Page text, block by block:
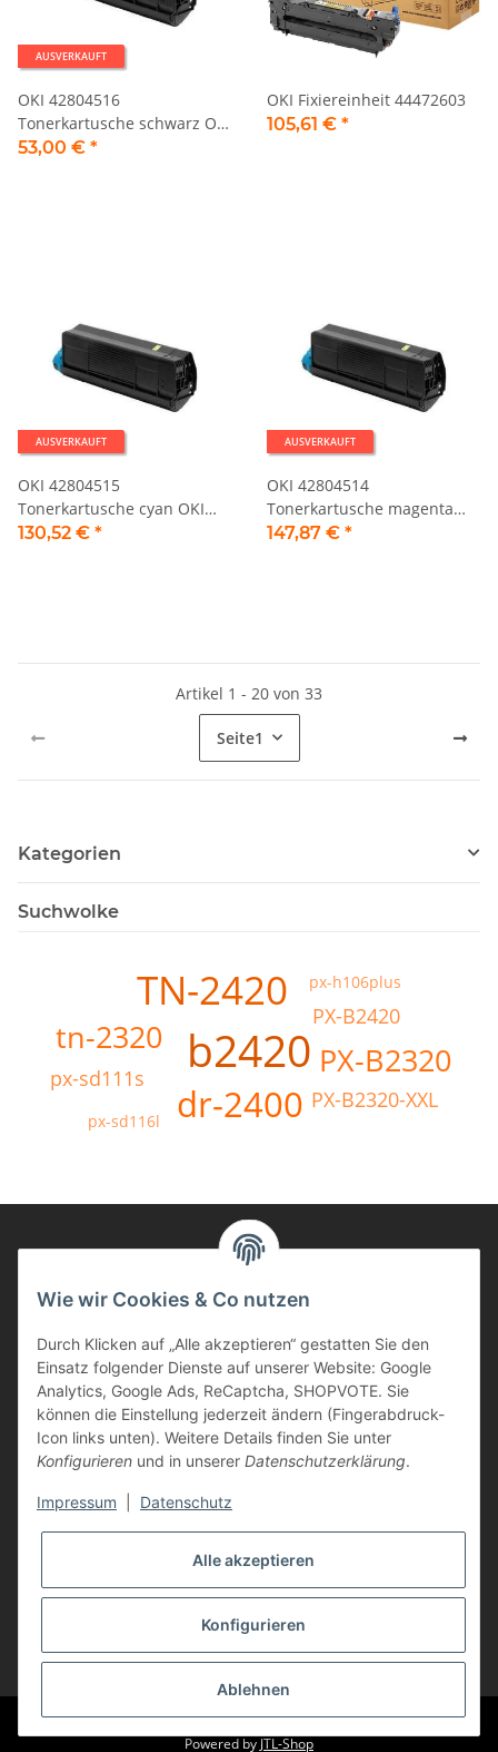
AUSVERKAUFT
OKI 42804516
Tonerkartusche schwarz OKI
C3100 Serie
53,00 € *
OKI Fixiereinheit 44472603
105,61 € *
AUSVERKAUFT
OKI 42804515
Tonerkartusche cyan OKI
C3100 Serie
130,52 € *
AUSVERKAUFT
OKI 42804514
Tonerkartusche magenta
OKI C3100 Serie
147,87 € *
Artikel 1 - 20 von 33
Seite1
Kategorien
Suchwolke
b2420
TN-2420
dr-2400
PX-B2320
tn-2320
px-sd111s
PX-B2420
PX-B2320-XXL
px-sd116l
px-h106plus
Informationen
Kunden Service
Haben Sie Fragen zu unseren Produkten?
Dann rufen Sie uns gerne an:
Tel: 0621/9767200
Mo.-Fr. 08:45-17:00 Uhr
oder schreiben Sie uns:
info@printer-express.de
* Alle Preise inkl. gesetzlicher USt., zzgl.Versand
© Printer-Express
Powered by JTL-Shop
Wie wir Cookies & Co nutzen
Durch Klicken auf „Alle akzeptieren“ gestatten Sie den
Einsatz folgender Dienste auf unserer Website: Google
Analytics, Google Ads, ReCaptcha, SHOPVOTE. Sie
können die Einstellung jederzeit ändern (Fingerabdruck-
Icon links unten). Weitere Details finden Sie unter
Konfigurieren und in unserer Datenschutzerklärung.
Impressum Datenschutz
Alle akzeptieren
Konfigurieren
Ablehnen